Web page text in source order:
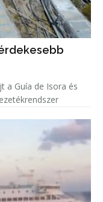
a Guía de Isora és